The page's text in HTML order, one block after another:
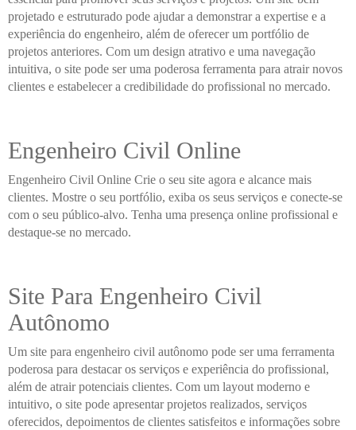
projetado e estruturado pode ajudar a demonstrar a expertise e a
experiência do engenheiro, além de oferecer um portfólio de
projetos anteriores. Com um design atrativo e uma navegação
intuitiva, o site pode ser uma poderosa ferramenta para atrair novos
clientes e estabelecer a credibilidade do profissional no mercado.
Engenheiro Civil Online
Engenheiro Civil Online Crie o seu site agora e alcance mais
clientes. Mostre o seu portfólio, exiba os seus serviços e conecte-se
com o seu público-alvo. Tenha uma presença online profissional e
destaque-se no mercado.
Site Para Engenheiro Civil
Autônomo
Um site para engenheiro civil autônomo pode ser uma ferramenta
poderosa para destacar os serviços e experiência do profissional,
além de atrair potenciais clientes. Com um layout moderno e
intuitivo, o site pode apresentar projetos realizados, serviços
oferecidos, depoimentos de clientes satisfeitos e informações sobre